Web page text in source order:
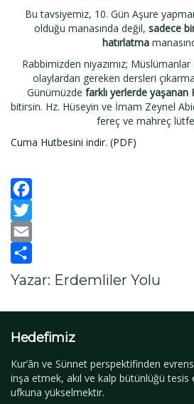
Bu tavsiyemiz, 10. Gün Aşure
olduğu manasında değil, sadece
hatırlatma
Rabbimizden niyazımız;
olaylardan gereken dersleri
Günümüzde farklı yerlerde yaşanan
bitirsin. Hz. Hüseyin ve İmam Zeynel
fereç ve mahreç
Cuma Hutbesini indir. (PDF)
Facebook
Twitter
Email
Paylaş
Yazar: Erdemliler Yolu
Hedefimiz
Kur’ân ve Sünnet perspektifinden
inşa etmek, akıl ve kalp bütünlüğü tesis
ufkuna yükselmektir.